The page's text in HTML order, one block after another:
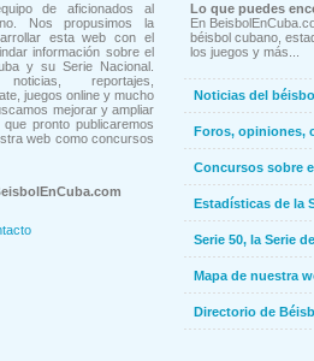
de aficionados al
Nos propusimos la
esta web con el
información sobre el
y su Serie Nacional.
reportajes,
juegos online y mucho
mejorar y ampliar
pronto publicaremos
web como concursos
Lo que puedes
En
béisbol cubano,
los juegos y más...
Noticias del
Foros, opiniones,
Concursos sobre
Estadísticas de la
Serie 50, la Serie
Mapa de nuestra
Directorio de